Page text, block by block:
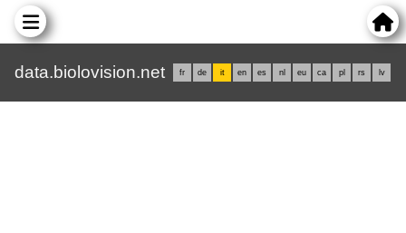
data.biolovision.net fr de it en es nl eu ca pl rs lv